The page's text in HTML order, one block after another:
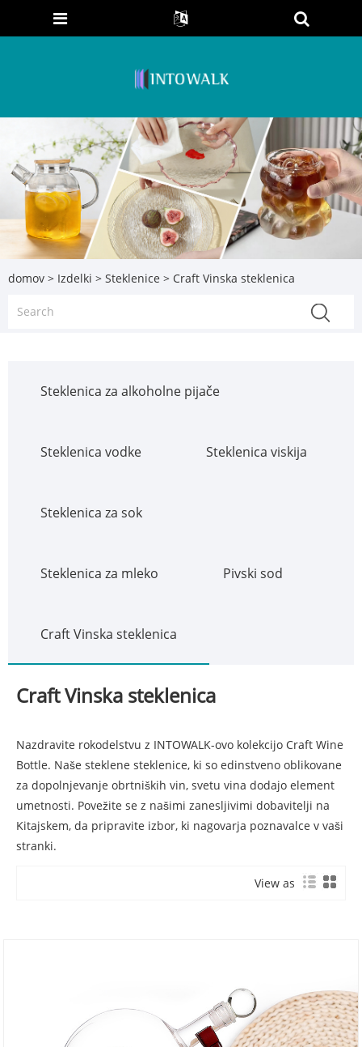
domov > Izdelki > Steklenice > Craft Vinska steklenica
Steklenica za alkoholne pijače
Steklenica vodke Steklenica viskija
Steklenica za sok
Steklenica za mleko Pivski sod
Craft Vinska steklenica
Craft Vinska steklenica
Nazdravite rokodelstvu z INTOWALK-ovo kolekcijo Craft Wine
Bottle. Naše steklene steklenice, ki so edinstveno oblikovane
za dopolnjevanje obrtniških vin, svetu vina dodajo element
umetnosti. Povežite se z našimi zanesljivimi dobavitelji na
Kitajskem, da pripravite izbor, ki nagovarja poznavalce v vaši
stranki.
View as